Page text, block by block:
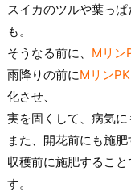
スイカのツルや葉っ
も。
そうなる前に、 Mリン
雨降りの前にMリンPK
化させ、
実を固くして、病気に
また、開花前にも施肥
収穫前に施肥するこ
す。